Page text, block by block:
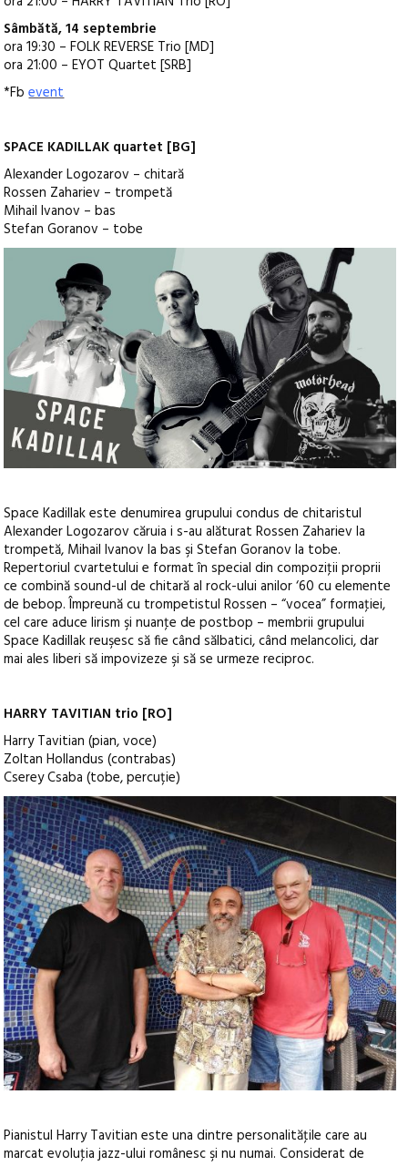
Sâmbătă, 14 septembrie
ora 19:30 – FOLK REVERSE Trio [MD]
ora 21:00 – EYOT Quartet [SRB]
*Fbevent
SPACE KADILLAK quartet [BG]
Alexander Logozarov – chitară
Rossen Zahariev – trompetă
Mihail Ivanov – bas
Stefan Goranov – tobe
Space Kadillak este denumirea grupului condus de chitaristul
Alexander Logozarov căruia i s-au alăturat Rossen Zahariev la
trompetă, Mihail Ivanov la bas şi Stefan Goranov la tobe.
Repertoriul cvartetului e format în special din compoziţii proprii
ce combină sound-ul de chitară al rock-ului anilor ‘60 cu elemente
de bebop. Împreună cu trompetistul Rossen – “vocea” formaţiei,
cel care aduce lirism şi nuanţe de postbop – membrii grupului
Space Kadillak reuşesc să fie când sălbatici, când melancolici, dar
mai ales liberi să impovizeze şi să se urmeze reciproc.
HARRY TAVITIAN trio [RO]
Harry Tavitian (pian, voce)
Zoltan Hollandus (contrabas)
Cserey Csaba (tobe, percuție)
Pianistul Harry Tavitian este una dintre personalităţile care au
marcat evoluţia jazz-ului românesc şi nu numai. Considerat de